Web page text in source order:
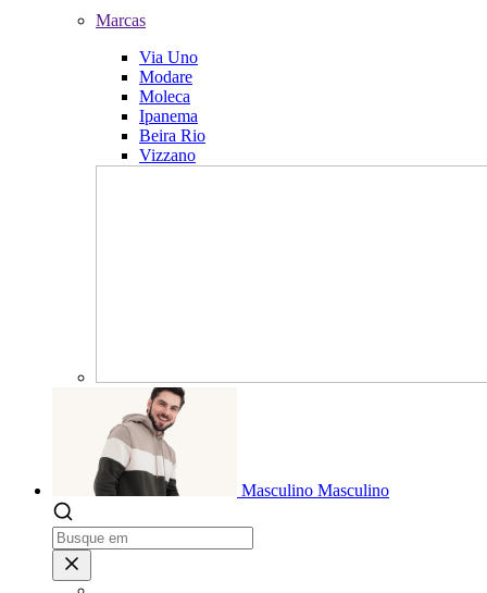
Marcas
Via Uno
Modare
Moleca
Ipanema
Beira Rio
Vizzano
Masculino Masculino